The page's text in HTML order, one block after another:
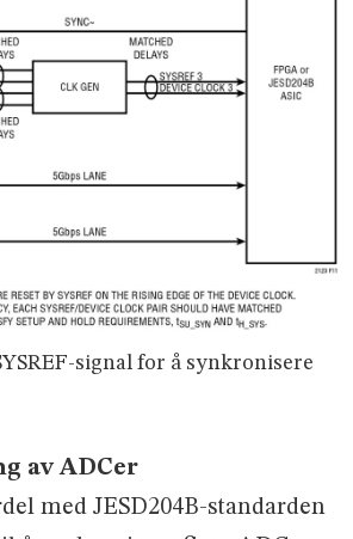
signal for å synkronisere
av ADCer
med JESD204B-standarden